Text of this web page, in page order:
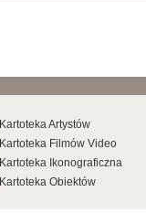
Kartoteka Artystów
Kartoteka Filmów Video
Kartoteka Ikonograficzna
Kartoteka Obiektów